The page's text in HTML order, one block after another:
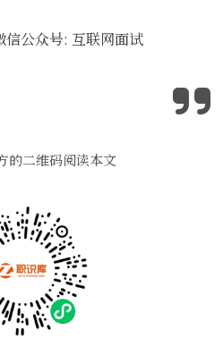
信公众号: 互联网面试
的二维码阅读本文